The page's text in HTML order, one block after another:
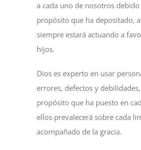
a cada uno de nosotros debido
propósito que ha depositado,
siempre estará actuando a
hijos.
Dios es experto en usar
errores, defectos y
propósito que ha puesto en
ellos prevalecerá sobre cada
acompañado de la gracia.